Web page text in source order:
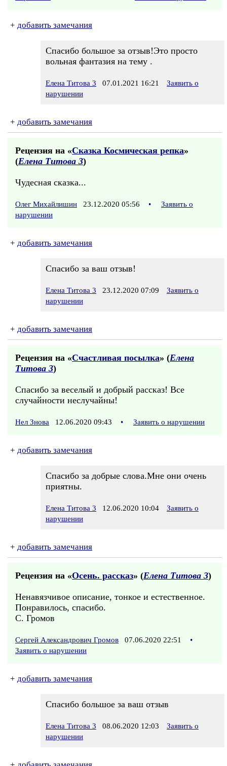
+ добавить замечания
Спасибо большое за отзыв!Это просто
вольная фантазия на тему .
Елена Титова 3 07.01.2021 16:21
Заявить о
нарушении
+ добавить замечания
Рецензия на «Сказка Космическая репка»
(Елена Титова 3)
Чудесная сказка...
Олег Михайлишин 23.12.2020 05:56 •
Заявить о
нарушении
+ добавить замечания
Спасибо за ваш отзыв!
Елена Титова 3 23.12.2020 07:09
Заявить о
нарушении
+ добавить замечания
Рецензия на «Счастливая посылка» (Елена
Титова 3)
Спасибо за веселый и добрый рассказ! Все
случайности неслучайны!
Нел Знова 12.06.2020 09:43 • Заявить о нарушении
+ добавить замечания
Спасибо за добрые слова.Мне они очень
приятны.
Елена Титова 3 12.06.2020 10:04
Заявить о
нарушении
+ добавить замечания
Рецензия на «Осень. рассказ» (Елена Титова 3)
Ненавязчивое описание, тонкое и естественное.
Понравилось, спасибо.
С. Громов
Сергей Александрович Громов 07.06.2020 22:51
•
Заявить о нарушении
+ добавить замечания
Спасибо большое за ваш отзыв
Елена Титова 3 08.06.2020 12:03
Заявить о
нарушении